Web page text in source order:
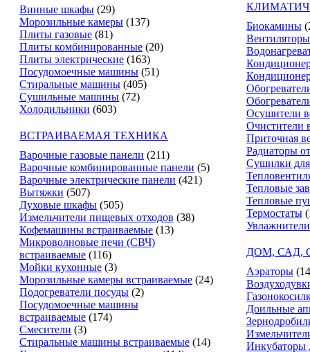
Винные шкафы (29)
Морозильные камеры (137)
Плиты газовые (81)
Плиты комбинированные (20)
Плиты электрические (163)
Посудомоечные машины (51)
Стиральные машины (405)
Сушильные машины (72)
Холодильники (603)
ВСТРАИВАЕМАЯ ТЕХНИКА
Варочные газовые панели (211)
Варочные комбинированные панели (5)
Варочные электрические панели (421)
Вытяжки (507)
Духовые шкафы (505)
Измельчители пищевых отходов (38)
Кофемашины встраиваемые (13)
Микроволновые печи (СВЧ)
встраиваемые (116)
Мойки кухонные (3)
Морозильные камеры встраиваемые (24)
Подогреватели посуды (2)
Посудомоечные машины
встраиваемые (174)
Смесители (3)
Стиральные машины встраиваемые (14)
Биокамины
Вентиляторы
Осушители
Очистители
Приточная
Радиаторы
Сушилки
Тепловые
Тепловые
Термостаты
ДОМ, САД,
Аэраторы
Доильные
Инкубаторы